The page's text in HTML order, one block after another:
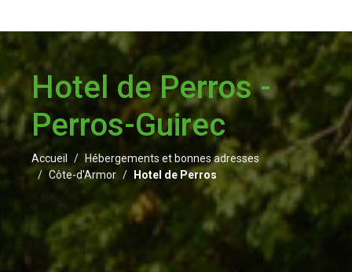
Hotel de Perros -
Perros-Guirec
Accueil
Hébergements et bonnes adresses
Côte-d'Armor
Hotel de Perros